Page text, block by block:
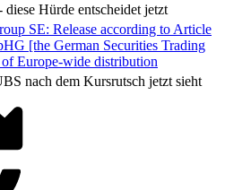
Hürde entscheidet jetzt
SE: Release according to Article
[the German Securities Trading
Europe-wide distribution
nach dem Kursrutsch jetzt sieht